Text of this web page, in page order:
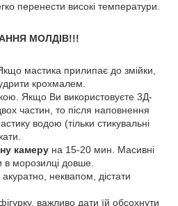
перенести високі температури.
МОЛДІВ!!!
мастика прилипає до змійки,
крохмалем.
Якщо Ви використовуєте 3Д-
частин, то після наповнення
водою (тільки стикувальні
камеру на 15-20 мин. Масивні
в морозилці довше.
неквапом, дістати
важливо дати їй обсохнути